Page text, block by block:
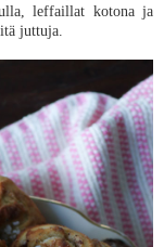
leffaillat kotona ja
juttuja.